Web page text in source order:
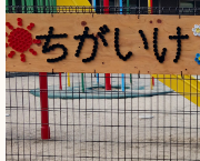
投資家情報